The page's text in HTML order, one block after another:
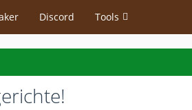
Discord Tools